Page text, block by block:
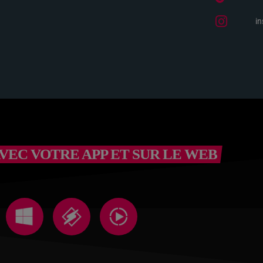
VOTRE APP ET SUR LE WEB